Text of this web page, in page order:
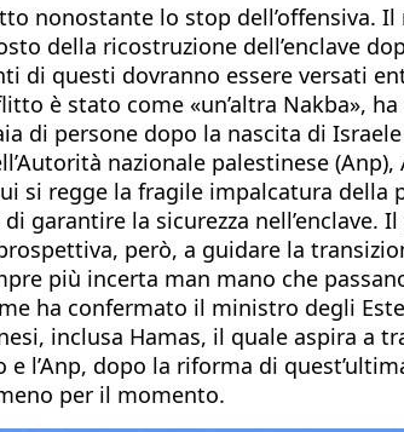
nonostante lo stop dell’offensiva.
della ricostruzione dell’enclave
di questi dovranno essere versati
è stato come «un’altra Nakba»,
di persone dopo la nascita di
nazionale palestinese (Anp),
si regge la fragile impalcatura della
garantire la sicurezza nell’enclave.
però, a guidare la
più incerta man mano che
ha confermato il ministro degli
inclusa Hamas, il quale aspira a
l’Anp, dopo la riforma di
per il momento.